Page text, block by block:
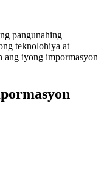
pangunahing
teknolohiya at
ang iyong impormasyon